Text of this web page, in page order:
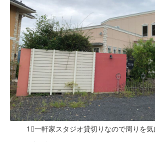
1⃣一軒家スタジオ貸切りなので周りを気